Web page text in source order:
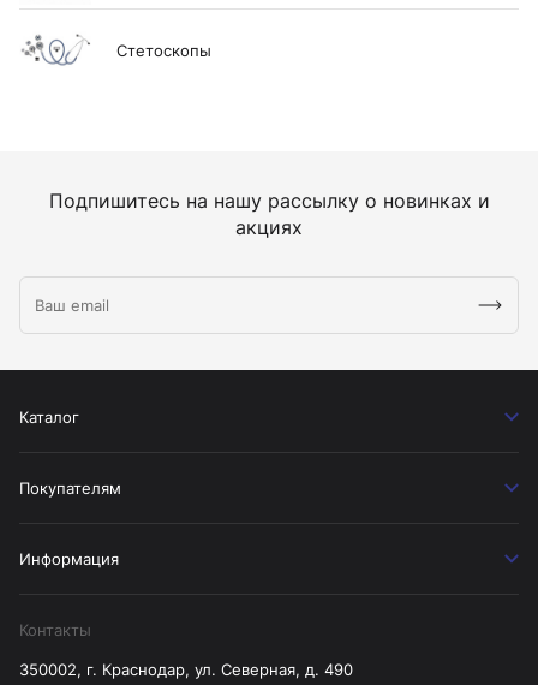
Стетоскопы
Подпишитесь на нашу рассылку о новинках и
акциях
Каталог
Покупателям
Информация
Контакты
350002, г. Краснодар, ул. Северная, д. 490
политикой конфиденциальности